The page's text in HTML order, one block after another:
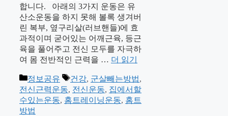
합니다. 아래의 3가지 운동은 유
산소운동을 하지 못해 볼록 생겨버
린 복부, 옆구리살(러브핸들)에 효
과적이며 굳어있는 어깨근육, 등근
육을 풀어주고 전신 모두를 자극하
여 몸 전반적인 근력을 … 더 읽기
카
테
고
리
정보공유
태
그
건강, 군살빼는방법,
전신근력운동, 전신운동, 집에서할
수있는운동, 홈트레이닝운동, 홈트
방법